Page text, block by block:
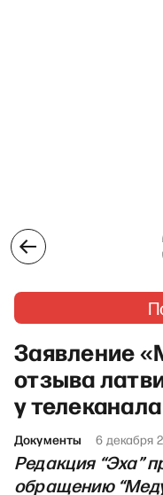
Заявление
отзыва
у
Документы 6 декабря
Редакция “Эха”
обращению